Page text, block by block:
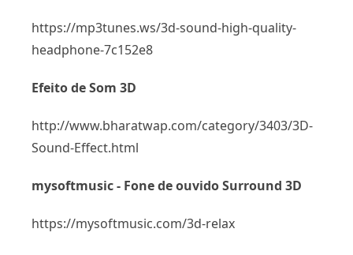
https://mp3tunes.ws/3d-sound-high-quality-
headphone-7c152e8
Efeito de Som 3D
http://www.bharatwap.com/category/3403/3D-
Sound-Effect.html
mysoftmusic - Fone de ouvido Surround 3D
https://mysoftmusic.com/3d-relax